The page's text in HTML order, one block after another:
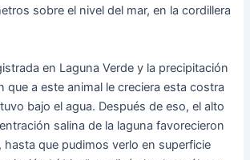
sobre el nivel del mar, en la cordillera
en Laguna Verde y la precipitación
que a este animal le creciera esta costra
bajo el agua. Después de eso, el alto
salina de la laguna favorecieron
hasta que pudimos verlo en superficie